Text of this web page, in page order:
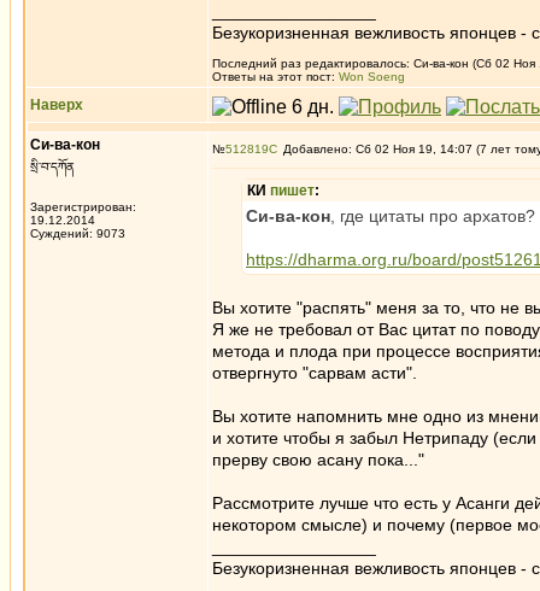
Безукоризненная вежливость японцев -
Последний раз редактировалось: Си-ва-кон (Сб 02 Ноя
Ответы на этот пост: Won Soeng
Наверх
Си-ва-кон
སྲི་བ་དཀོན
Зарегистрирован:
19.12.2014
Суждений: 9073
№512819 Добавлено: Сб 02 Ноя 19, 14:07 (7 лет
КИ пишет:
Си-ва-кон , где цитаты про архатов?
https://dharma.org.ru/board/
Вы хотите "распять" меня за то, что
Я же не требовал от Вас цитат по
метода и плода при процессе
отвергнуто "сарвам асти".
Вы хотите напомнить мне одно из
и хотите чтобы я забыл Нетрипаду
прерву свою асану пока..."
Рассмотрите лучше что есть у Асанги
некотором смысле) и почему (первое
Безукоризненная вежливость японцев -